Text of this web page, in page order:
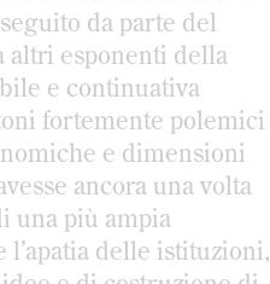
da parte del
altri esponenti della
e continuativa
fortemente polemici
e dimensioni
ancora una volta
una più ampia
delle istituzioni,